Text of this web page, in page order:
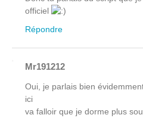
officiel
Répondre
Mr191212
Oui, je parlais bien
ici
va falloir que je dorme plus